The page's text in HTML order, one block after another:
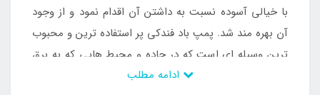
با خیالی آسوده نسبت به داشتن آن اقدام نمود و از وجود
آن بهره مند شد. پمپ باد فندکی پر استفاده ترین و محبوب
ترین وسیله ای است که در جاده و محیط هایی که به برق
دسترسی نیز مد نظر قرار می گیرد. از این رو خرید آن به